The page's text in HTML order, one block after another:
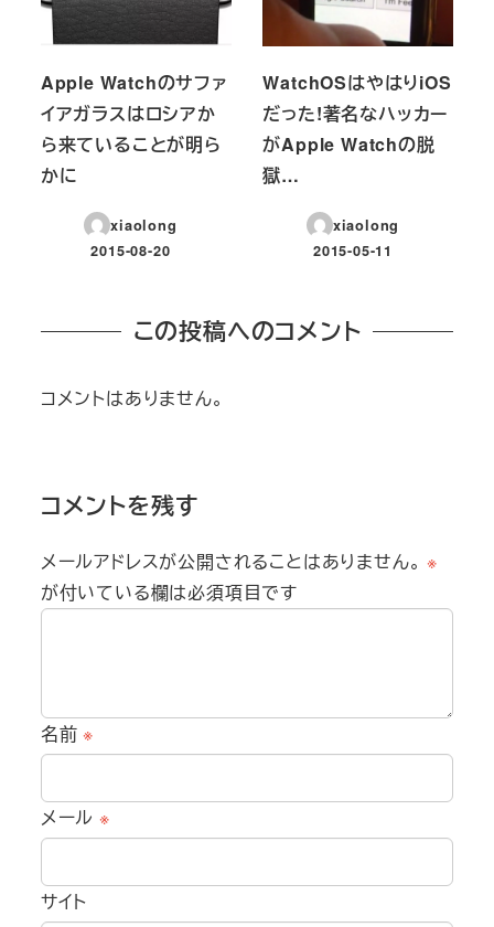
Apple Watchのサファ
イアガラスはロシアか
ら来ていることが明ら
かに
xiaolong
投稿日
2015-08-20
WatchOSはやはりiOS
だった!著名なハッカー
がApple Watchの脱
獄…
xiaolong
投稿日
2015-05-11
この投稿へのコメント
コメントはありません。
コメントを残す
メールアドレスが公開されることはありません。 ※
が付いている欄は必須項目です
名前※
メール ※
サイト